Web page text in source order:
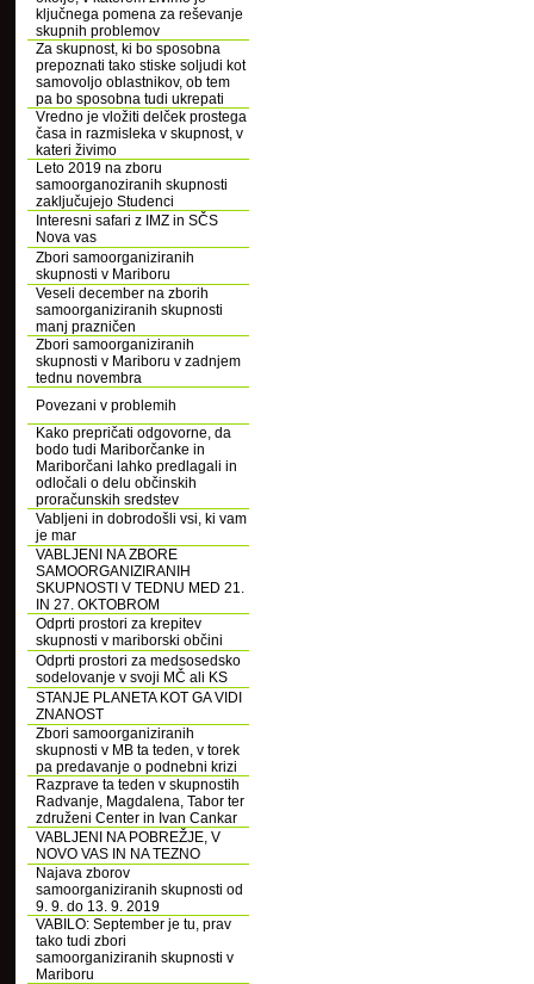
ključnega pomena za reševanje
skupnih problemov
Za skupnost, ki bo sposobna
prepoznati tako stiske soljudi kot
samovoljo oblastnikov, ob tem
pa bo sposobna tudi ukrepati
Vredno je vložiti delček prostega
časa in razmisleka v skupnost, v
kateri živimo
Leto 2019 na zboru
samoorganoziranih skupnosti
zaključujejo Studenci
Interesni safari z IMZ in SČS
Nova vas
Zbori samoorganiziranih
skupnosti v Mariboru
Veseli december na zborih
samoorganiziranih skupnosti
manj prazničen
Zbori samoorganiziranih
skupnosti v Mariboru v zadnjem
tednu novembra
Povezani v problemih
Kako prepričati odgovorne, da
bodo tudi Mariborčanke in
Mariborčani lahko predlagali in
odločali o delu občinskih
proračunskih sredstev
Vabljeni in dobrodošli vsi, ki vam
je mar
VABLJENI NA ZBORE
SAMOORGANIZIRANIH
SKUPNOSTI V TEDNU MED 21.
IN 27. OKTOBROM
Odprti prostori za krepitev
skupnosti v mariborski občini
Odprti prostori za medsosedsko
sodelovanje v svoji MČ ali KS
STANJE PLANETA KOT GA VIDI
ZNANOST
Zbori samoorganiziranih
skupnosti v MB ta teden, v torek
pa predavanje o podnebni krizi
Razprave ta teden v skupnostih
Radvanje, Magdalena, Tabor ter
združeni Center in Ivan Cankar
VABLJENI NA POBREŽJE, V
NOVO VAS IN NA TEZNO
Najava zborov
samoorganiziranih skupnosti od
9. 9. do 13. 9. 2019
VABILO: September je tu, prav
tako tudi zbori
samoorganiziranih skupnosti v
Mariboru